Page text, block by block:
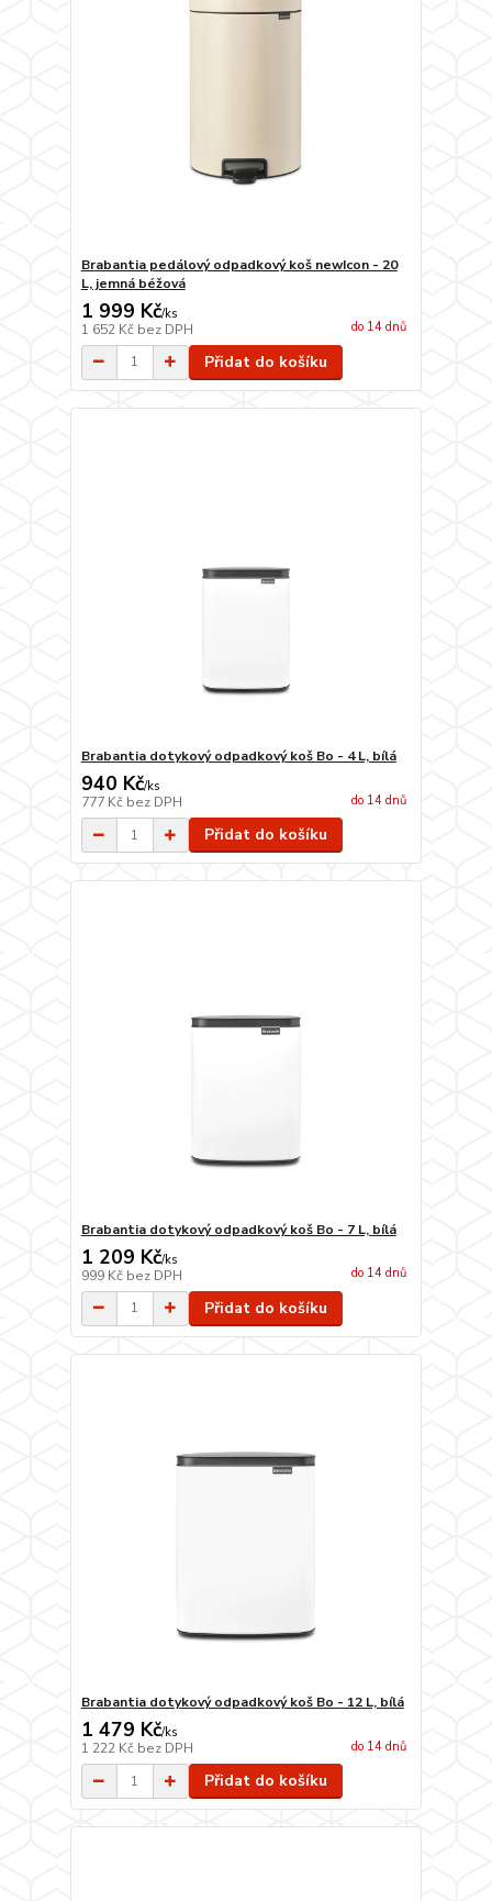
Brabantia pedálový odpadkový koš newIcon - 20
L, jemná béžová
1 999 Kč/ks
1 652 Kč bez DPH do 14 dnů
Přidat do košíku
Brabantia dotykový odpadkový koš Bo - 4 L, bílá
940 Kč/ks
777 Kč bez DPH do 14 dnů
Přidat do košíku
Brabantia dotykový odpadkový koš Bo - 7 L, bílá
1 209 Kč/ks
999 Kč bez DPH do 14 dnů
Přidat do košíku
Brabantia dotykový odpadkový koš Bo - 12 L, bílá
1 479 Kč/ks
1 222 Kč bez DPH do 14 dnů
Přidat do košíku